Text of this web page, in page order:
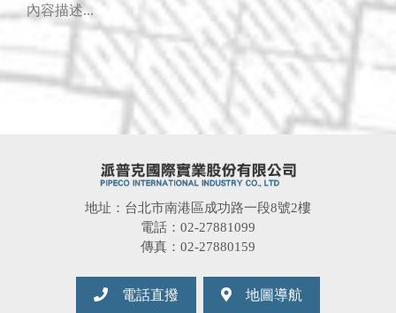
內容描述...
地址：台北市南港區成功路一段8號2樓
電話：02-27881099
傳真：02-27880159
電話直撥 地圖導航